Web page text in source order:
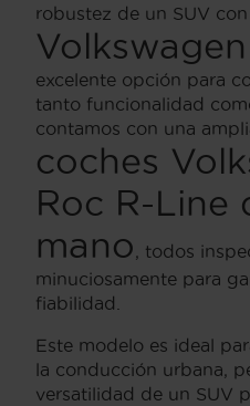
robustez de un SUV
excelente opción para
tanto funcionalidad
contamos con una
coches
Roc R-Line
mano
, todos
minuciosamente para
fiabilidad.
Este modelo es ideal
la conducción urbana,
versatilidad de un SUV